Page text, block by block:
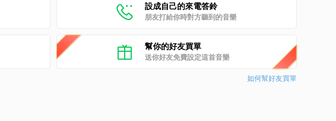
設成自己的來電答鈴
朋友打給你時對方聽到的音樂
幫你的好友買單
送你好友免費設定這首音樂
如何幫好友買單